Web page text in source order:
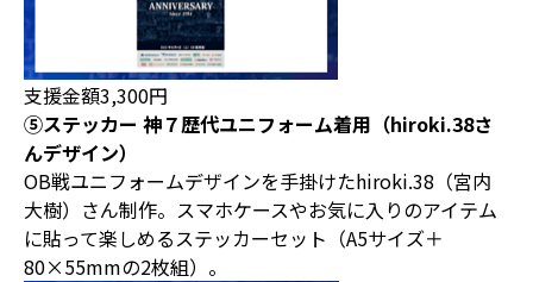
支援金額3,300円
⑤ステッカー 神７歴代ユニフォーム着用（hiroki.38さ
んデザイン）
OB戦ユニフォームデザインを手掛けたhiroki.38（宮内
大樹）さん制作。スマホケースやお気に入りのアイテム
に貼って楽しめるステッカーセット（A5サイズ＋
80×55mmの2枚組）。